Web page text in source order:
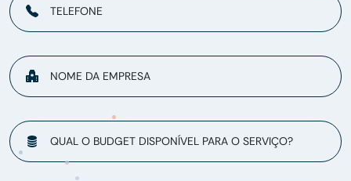
TELEFONE
NOME DA EMPRESA
QUAL O BUDGET DISPONÍVEL PARA O SERVIÇO?